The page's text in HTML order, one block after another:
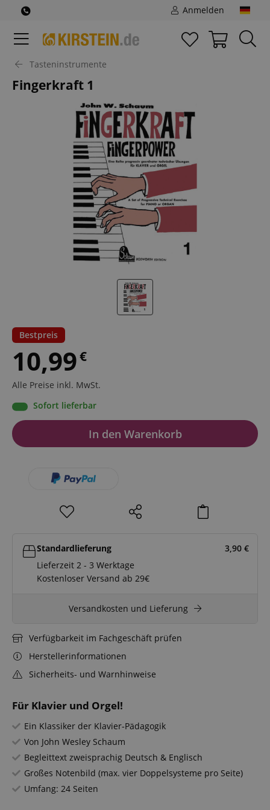
Anmelden
Tasteninstrumente
Fingerkraft 1
Für Klavier und Orgel!
Ein Klassiker der Klavier-Pädagogik
Von John Wesley Schaum
Begleittext zweisprachig Deutsch & Englisch
Großes Notenbild (max. vier Doppelsysteme pro Seite)
Umfang: 24 Seiten
Bestpreis
10,99€
Alle Preise inkl. MwSt.
Sofort lieferbar
In den Warenkorb
Standardlieferung 3,90 €
Lieferzeit 2 - 3 Werktage
Kostenloser Versand ab 29€
Versandkosten und Lieferung
Verfügbarkeit im Fachgeschäft prüfen
Herstellerinformationen
Sicherheits- und Warnhinweise